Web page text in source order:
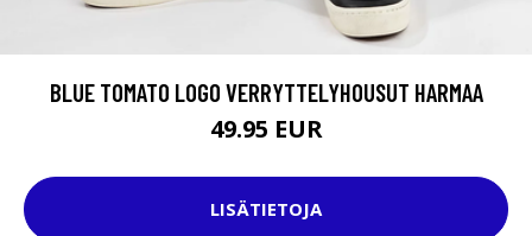
BLUE TOMATO LOGO VERRYTTELYHOUSUT HARMAA
49.95 EUR
LISÄTIETOJA